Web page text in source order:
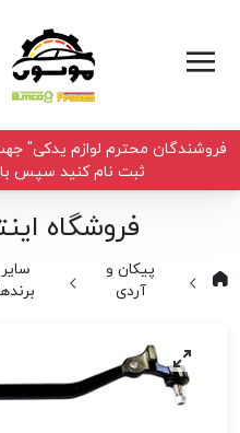
فروشندگان محترم لوازم یدکی"
ثبت نام کنید سپس
فروشگاه
پیکان و
آردی
سایر